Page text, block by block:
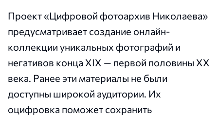
Проект «Цифровой фотоархив Николаева»
предусматривает создание онлайн-
коллекции уникальных фотографий и
негативов конца XIX — первой половины XX
века. Ранее эти материалы не были
доступны широкой аудитории. Их
оцифровка поможет сохранить